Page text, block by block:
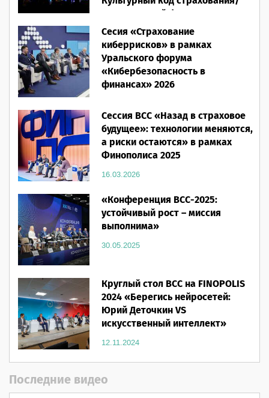
Человеческий фактор»
28.05.2026
Сесия «Страхование
киберрисков» в рамках
Уральского форума
«Кибербезопасность в
финансах» 2026
Сессия ВСС «Назад в страховое
будущее»: технологии меняются,
а риски остаются» в рамках
Финополиса 2025
16.03.2026
«Конференция ВСС-2025:
устойчивый рост – миссия
выполнима»
30.05.2025
Круглый стол ВСС на FINOPOLIS
2024 «Берегись нейросетей:
Юрий Деточкин VS
искусственный интеллект»
12.11.2024
Последние видео